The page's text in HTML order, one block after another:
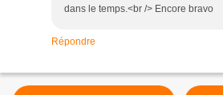
dans le temps.<br /> Encore bravo
Répondre